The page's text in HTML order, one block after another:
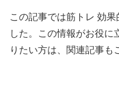
この記事では筋トレ 効
した。この情報がお役に
りたい方は、関連記事も